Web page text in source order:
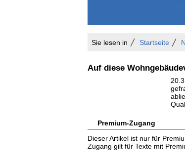
Sie lesen in Startseite
Auf diese
Premium-Zugang
Dieser Artikel ist nur für
Zugang gilt für Texte mit